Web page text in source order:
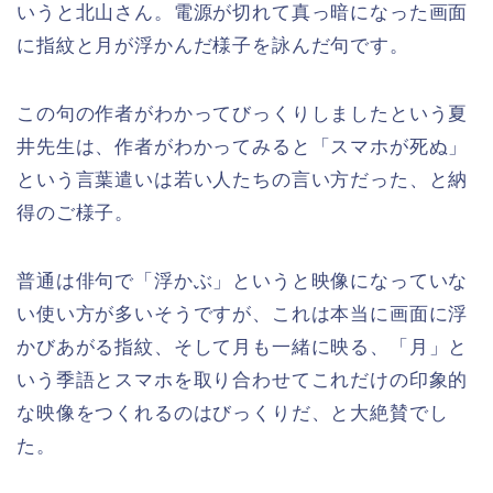
いうと北山さん。電源が切れて真っ暗になった画面
に指紋と月が浮かんだ様子を詠んだ句です。
この句の作者がわかってびっくりしましたという夏
井先生は、作者がわかってみると「スマホが死ぬ」
という言葉遣いは若い人たちの言い方だった、と納
得のご様子。
普通は俳句で「浮かぶ」というと映像になっていな
い使い方が多いそうですが、これは本当に画面に浮
かびあがる指紋、そして月も一緒に映る、「月」と
いう季語とスマホを取り合わせてこれだけの印象的
な映像をつくれるのはびっくりだ、と大絶賛でし
た。